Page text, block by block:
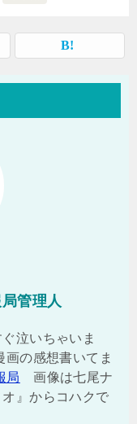
管理人
泣いちゃいま
の感想書いてま
局
画像は七尾ナ
』からコハクで